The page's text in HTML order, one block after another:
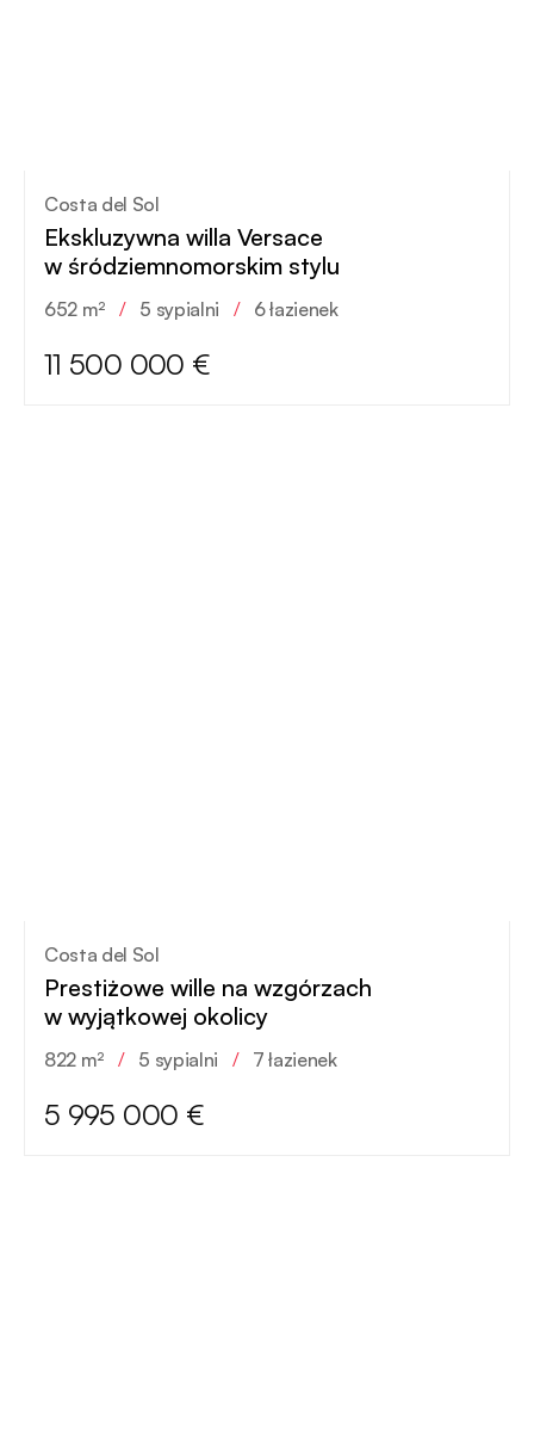
Costa del Sol
Ekskluzywna willa Versace
w śródziemnomorskim stylu
652 m² / 5 sypialni / 6 łazienek
11 500 000 €
Costa del Sol
Prestiżowe wille na wzgórzach
w wyjątkowej okolicy
822 m² / 5 sypialni / 7 łazienek
5 995 000 €